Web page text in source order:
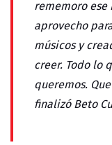
rememoro
aprovecho
músicos y
creer. Todo lo
queremos.
finalizó Beto